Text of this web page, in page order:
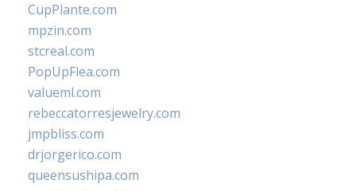
CupPlante.com
mpzin.com
stcreal.com
PopUpFlea.com
valueml.com
rebeccatorresjewelry.com
jmpbliss.com
drjorgerico.com
queensushipa.com